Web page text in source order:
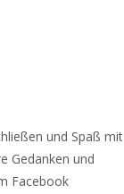
und Spaß mit
Gedanken und
Facebook